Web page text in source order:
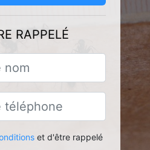
RAPPELÉ
et d'être rappelé